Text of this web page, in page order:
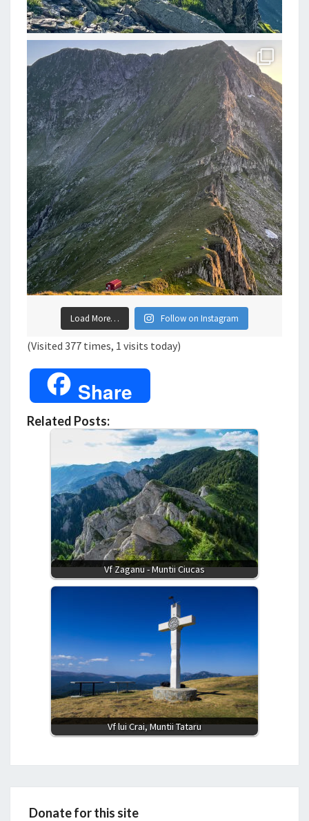
Load More… Follow on Instagram
(Visited 377 times, 1 visits today)
Share
Related Posts:
Vf Zaganu - Muntii Ciucas
Vf lui Crai, Muntii Tataru
Donate for this site